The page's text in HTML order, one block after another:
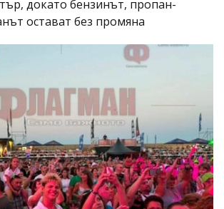
докато бензинът, пропан-
остават без промяна